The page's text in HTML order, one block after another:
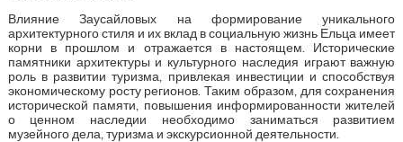
Влияние Заусайловых на формирование уникального
архитектурного стиля и их вклад в социальную жизнь Ельца имеет
корни в прошлом и отражается в настоящем. Исторические
памятники архитектуры и культурного наследия играют важную
роль в развитии туризма, привлекая инвестиции и способствуя
экономическому росту регионов. Таким образом, для сохранения
исторической памяти, повышения информированности жителей
о ценном наследии необходимо заниматься развитием
музейного дела, туризма и экскурсионной деятельности.